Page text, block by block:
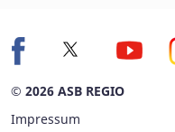
© 2026 ASB REGIO
Impressum